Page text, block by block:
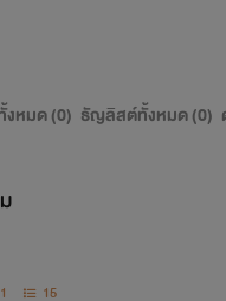
งหมด (0) ธัญลิสต์ทั้งหมด (0)
15